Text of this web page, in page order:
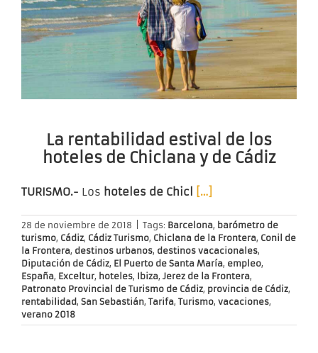
La rentabilidad estival de los
hoteles de Chiclana y de Cádiz
TURISMO.- Los hoteles de Chicl […]
28 de noviembre de 2018 Tags: Barcelona, barómetro de
turismo, Cádiz, Cádiz Turismo, Chiclana de la Frontera, Conil de
la Frontera, destinos urbanos, destinos vacacionales,
Diputación de Cádiz, El Puerto de Santa María, empleo,
España, Exceltur, hoteles, Ibiza, Jerez de la Frontera,
Patronato Provincial de Turismo de Cádiz, provincia de Cádiz,
rentabilidad, San Sebastián, Tarifa, Turismo, vacaciones,
verano 2018